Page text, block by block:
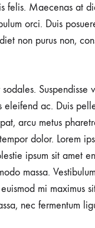
felis. Maecenas at
orci. Duis
non purus non,
Suspendisse
ac. Duis
arcu metus
dolor. Lorem
ipsum sit amet
massa.
mi maximus
nec fermentum